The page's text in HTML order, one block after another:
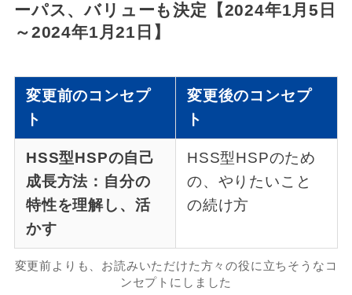
ーパス、バリューも決定【2024年1月5日
～2024年1月21日】
変更前のコンセプ
ト
変更後のコンセプ
ト
HSS型HSPの自己
成長方法：自分の
特性を理解し、活
かす
HSS型HSPのため
の、やりたいこと
の続け方
変更前よりも、お読みいただけた方々の役に立ちそうなコ
ンセプトにしました